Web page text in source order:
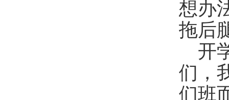
想办
拖后
开
们，
们班